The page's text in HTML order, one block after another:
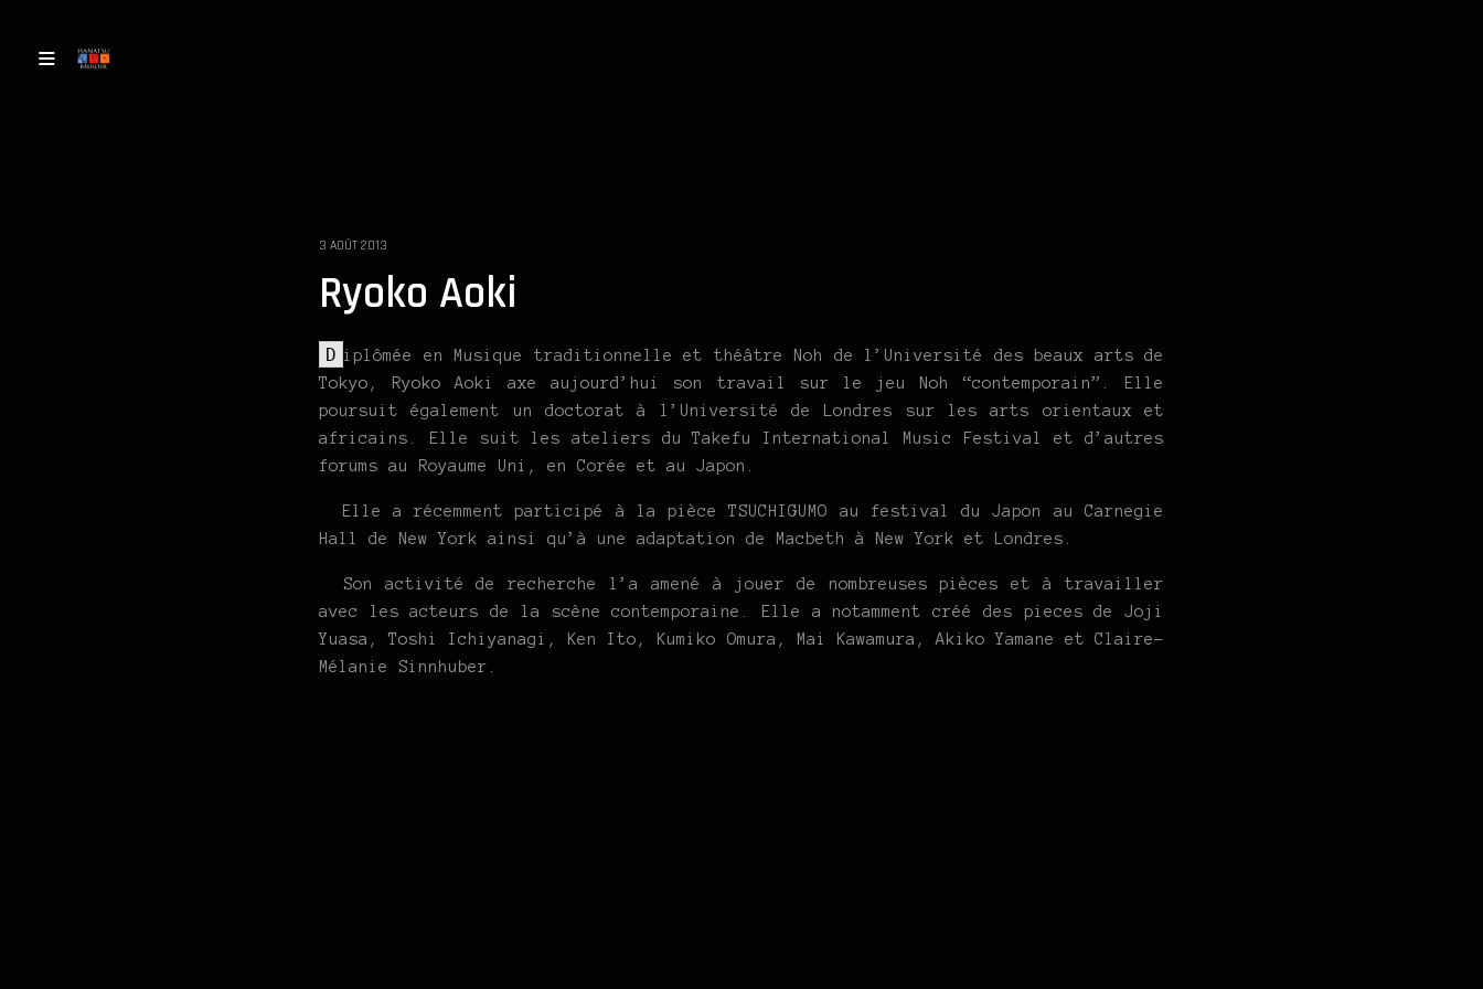
3 AOÛT 2013
Ryoko Aoki
D iplômée en Musique traditionnelle et théâtre Noh de l’Université des beaux arts de
Tokyo, Ryoko Aoki axe aujourd’hui son travail sur le jeu Noh “contemporain”. Elle
poursuit également un doctorat à l’Université de Londres sur les arts orientaux et
africains. Elle suit les ateliers du Takefu International Music Festival et d’autres
forums au Royaume Uni, en Corée et au Japon.
Elle a récemment participé à la pièce TSUCHIGUMO au festival du Japon au Carnegie
Hall de New York ainsi qu’à une adaptation de Macbeth à New York et Londres.
Son activité de recherche l’a amené à jouer de nombreuses pièces et à travailler
avec les acteurs de la scène contemporaine. Elle a notamment créé des pieces de Joji
Yuasa, Toshi Ichiyanagi, Ken Ito, Kumiko Omura, Mai Kawamura, Akiko Yamane et Claire-
Mélanie Sinnhuber.